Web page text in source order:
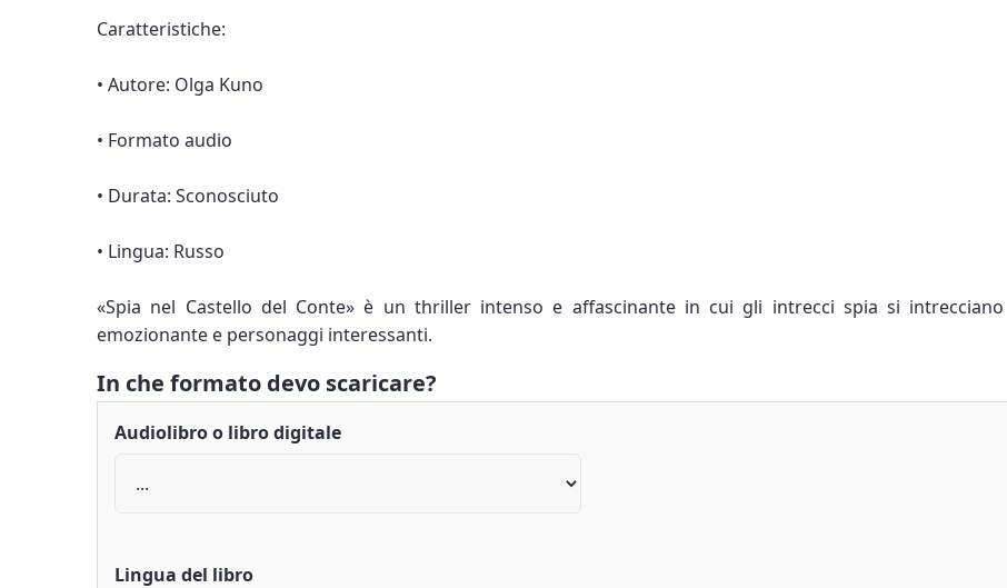
Caratteristiche:
• Autore: Olga Kuno
• Formato audio
• Durata: Sconosciuto
• Lingua: Russo
«Spia nel Castello del Conte» è un thriller intenso e affascinante in cui gli intrecci spia si
emozionante e personaggi interessanti.
In che formato devo scaricare?
Audiolibro o libro digitale
Lingua del libro